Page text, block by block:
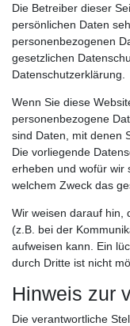
Die Betreiber dieser
persönlichen Daten
personenbezogenen
gesetzlichen
Datenschutzerklärung.
Wenn Sie diese
personenbezogene
sind Daten, mit denen
Die vorliegende
erheben und wofür wir
welchem Zweck das
Wir weisen darauf hin,
(z.B. bei der
aufweisen kann. Ein
durch Dritte ist nicht
Hinweis zur
Die verantwortliche